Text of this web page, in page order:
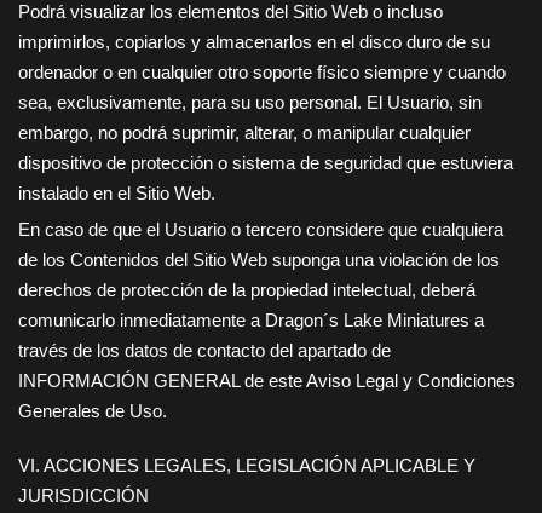
Podrá visualizar los elementos del Sitio Web o incluso
imprimirlos, copiarlos y almacenarlos en el disco duro de su
ordenador o en cualquier otro soporte físico siempre y cuando
sea, exclusivamente, para su uso personal. El Usuario, sin
embargo, no podrá suprimir, alterar, o manipular cualquier
dispositivo de protección o sistema de seguridad que estuviera
instalado en el Sitio Web.
En caso de que el Usuario o tercero considere que cualquiera
de los Contenidos del Sitio Web suponga una violación de los
derechos de protección de la propiedad intelectual, deberá
comunicarlo inmediatamente a Dragon´s Lake Miniatures a
través de los datos de contacto del apartado de
INFORMACIÓN GENERAL de este Aviso Legal y Condiciones
Generales de Uso.
VI. ACCIONES LEGALES, LEGISLACIÓN APLICABLE Y
JURISDICCIÓN